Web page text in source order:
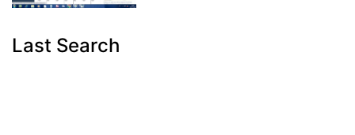
Last Search